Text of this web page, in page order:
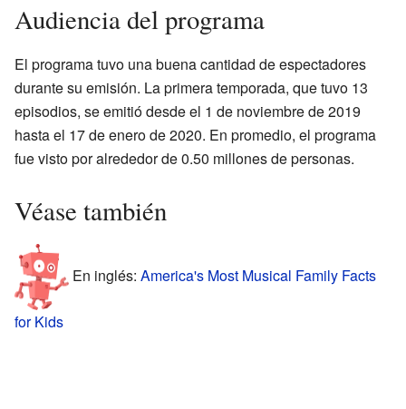
Audiencia del programa
El programa tuvo una buena cantidad de espectadores
durante su emisión. La primera temporada, que tuvo 13
episodios, se emitió desde el 1 de noviembre de 2019
hasta el 17 de enero de 2020. En promedio, el programa
fue visto por alrededor de 0.50 millones de personas.
Véase también
En inglés: America's Most Musical Family Facts
for Kids